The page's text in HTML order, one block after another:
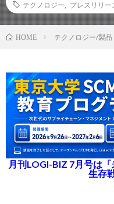
テクノロジー
プレスリリー
HOME テクノロジー/製品
月刊LOGI-BIZ 7月号は
生存